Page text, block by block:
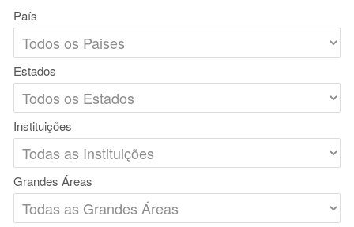
País
Estados
Instituições
Grandes Áreas